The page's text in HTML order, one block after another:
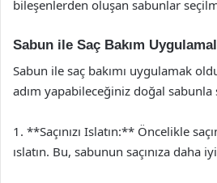
bileşenlerden oluşan sabunlar
Sabun ile Saç Bakım
Sabun ile saç bakımı uygulamak
adım yapabileceğiniz doğal sabunla
1. **Saçınızı Islatın:** Öncelikle
ıslatın. Bu, sabunun saçınıza daha